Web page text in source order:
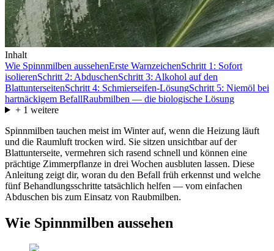
Inhalt
Wie Spinnmilben aussehenErste WarnzeichenSchritt 1: Sofort
isolierenSchritt 2: AbduschenSchritt 3: Alkohol auf den
BlattunterseitenSchritt 4: Schmierseifen-LösungSchritt 5: Niemöl bei
hartnäckigem BefallRaubmilben — die biologische Lösung
+ 1 weitere
Spinnmilben tauchen meist im Winter auf, wenn die Heizung läuft
und die Raumluft trocken wird. Sie sitzen unsichtbar auf der
Blattunterseite, vermehren sich rasend schnell und können eine
prächtige Zimmerpflanze in drei Wochen ausbluten lassen. Diese
Anleitung zeigt dir, woran du den Befall früh erkennst und welche
fünf Behandlungsschritte tatsächlich helfen — vom einfachen
Abduschen bis zum Einsatz von Raubmilben.
Wie Spinnmilben aussehen